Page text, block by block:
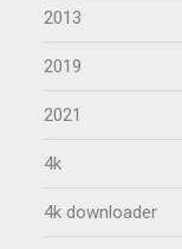
2013
2019
2021
4k
4k downloader